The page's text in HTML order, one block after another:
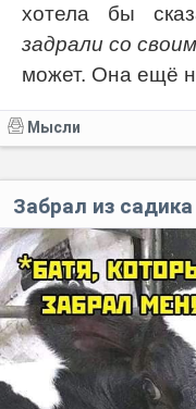
хотела бы
задрали со
может. Она ещё
Мысли
Забрал из садика